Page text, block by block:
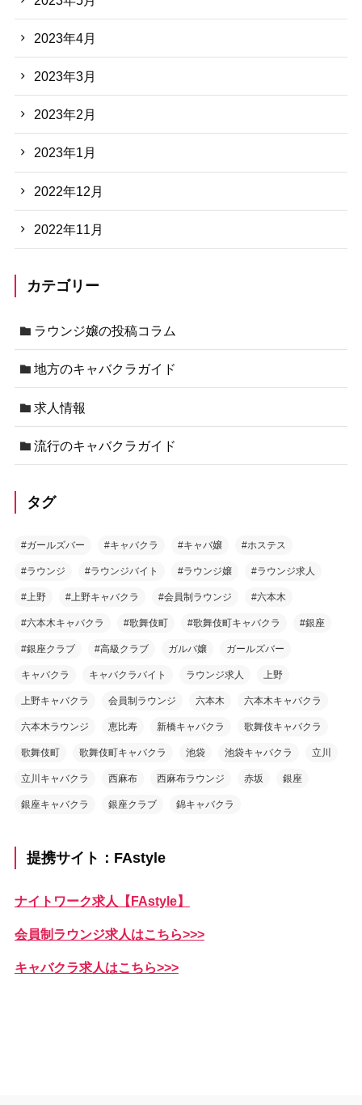
2023年4月
2023年3月
2023年2月
2023年1月
2022年12月
2022年11月
カテゴリー
ラウンジ嬢の投稿コラム
地方のキャバクラガイド
求人情報
流行のキャバクラガイド
タグ
#ガールズバー #キャバクラ #キャバ嬢 #ホステス
#ラウンジ #ラウンジバイト #ラウンジ嬢 #ラウンジ求人
#上野 #上野キャバクラ #会員制ラウンジ #六本木
#六本木キャバクラ #歌舞伎町 #歌舞伎町キャバクラ #銀座
#銀座クラブ #高級クラブ ガルバ嬢 ガールズバー
キャバクラ キャバクラバイト ラウンジ求人 上野
上野キャバクラ 会員制ラウンジ 六本木 六本木キャバクラ
六本木ラウンジ 恵比寿 新橋キャバクラ 歌舞伎キャバクラ
歌舞伎町 歌舞伎町キャバクラ 池袋 池袋キャバクラ 立川
立川キャバクラ 西麻布 西麻布ラウンジ 赤坂 銀座
銀座キャバクラ 銀座クラブ 錦キャバクラ
提携サイト：FAstyle
ナイトワーク求人【FAstyle】
会員制ラウンジ求人はこちら>>>
キャバクラ求人はこちら>>>